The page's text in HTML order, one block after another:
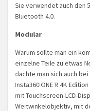
Sie verwendet auch den
Bluetooth 4.0.
Modular
Warum sollte man ein
einzelne Teile zu etwas
dachte man sich auch
Insta360 ONE R 4K
mit Touchscreen-LCD-
Weitwinkelobjektiv, mit